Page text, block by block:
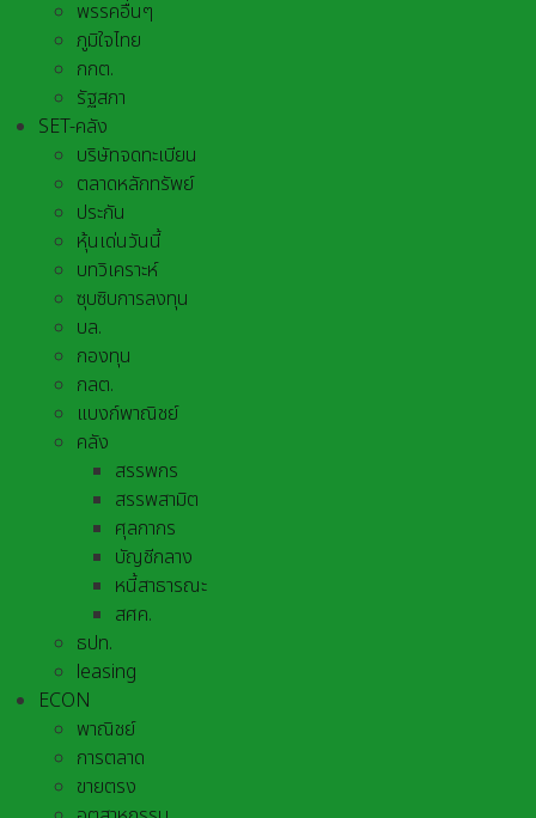
พรรคอื่นๆ
ภูมิใจไทย
กกต.
รัฐสภา
SET-คลัง
บริษัทจดทะเบียน
ตลาดหลักทรัพย์
ประกัน
หุ้นเด่นวันนี้
บทวิเคราะห์
ซุบซิบการลงทุน
บล.
กองทุน
กลต.
แบงก์พาณิชย์
คลัง
สรรพกร
สรรพสามิต
ศุลกากร
บัญชีกลาง
หนี้สาธารณะ
สศค.
ธปท.
leasing
ECON
พาณิชย์
การตลาด
ขายตรง